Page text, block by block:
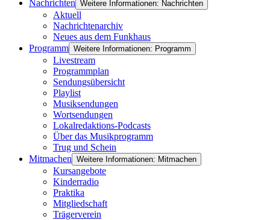
Nachrichten Weitere Informationen: Nachrichten
Aktuell
Nachrichtenarchiv
Neues aus dem Funkhaus
Programm Weitere Informationen: Programm
Livestream
Programmplan
Sendungsübersicht
Playlist
Musiksendungen
Wortsendungen
Lokalredaktions-Podcasts
Über das Musikprogramm
Trug und Schein
Mitmachen Weitere Informationen: Mitmachen
Kursangebote
Kinderradio
Praktika
Mitgliedschaft
Trägerverein